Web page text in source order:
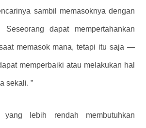
sambil memasoknya dengan
dapat mempertahankan
memasok mana, tetapi itu saja —
memperbaiki atau melakukan hal
sekali. ”
yang lebih rendah membutuhkan